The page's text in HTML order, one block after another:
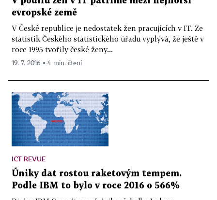
evropské země
V České republice je nedostatek žen pracujících v IT. Ze
statistik Českého statistického úřadu vyplývá, že ještě v
roce 1995 tvořily české ženy...
19. 7. 2016 ▪ 4 min. čtení
ICT REVUE
Úniky dat rostou raketovým tempem.
Podle IBM to bylo v roce 2016 o 566%